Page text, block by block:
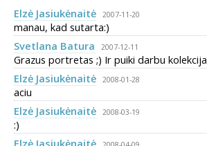
Elzė Jasiukėnaitė
2007-11-20
manau, kad sutarta:)
Svetlana Batura
2007-12-11
Grazus portretas ;) Ir puiki darbu
Elzė Jasiukėnaitė
2008-01-28
aciu
Elzė Jasiukėnaitė
2008-03-19
:)
Elzė Jasiukėnaitė